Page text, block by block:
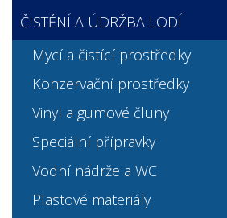
ČISTĚNÍ A ÚDRŽBA LODÍ
Mycí a čistící prostředky
Konzervační prostředky
Vinyl a gumové čluny
Speciální přípravky
Vodní nádrže a WC
Plastové materiály